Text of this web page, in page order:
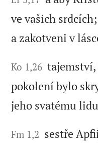
ve vašich
a zakotveni v
Ko 1,26 tajemství,
pokolení bylo
jeho svatému
Fm 1,2 sestře